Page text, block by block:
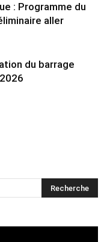
: Programme du
aller
du barrage